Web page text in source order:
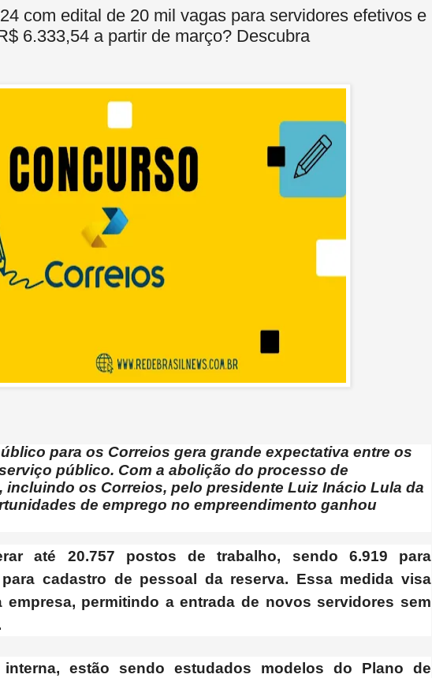
com edital de 20 mil vagas para servidores efetivos e
6.333,54 a partir de março? Descubra
para os Correios gera grande expectativa entre os
público. Com a abolição do processo de
os Correios, pelo presidente Luiz Inácio Lula da
de emprego no empreendimento ganhou
até 20.757 postos de trabalho, sendo 6.919 para
cadastro de pessoal da reserva. Essa medida visa
permitindo a entrada de novos servidores sem
estão sendo estudados modelos do Plano de